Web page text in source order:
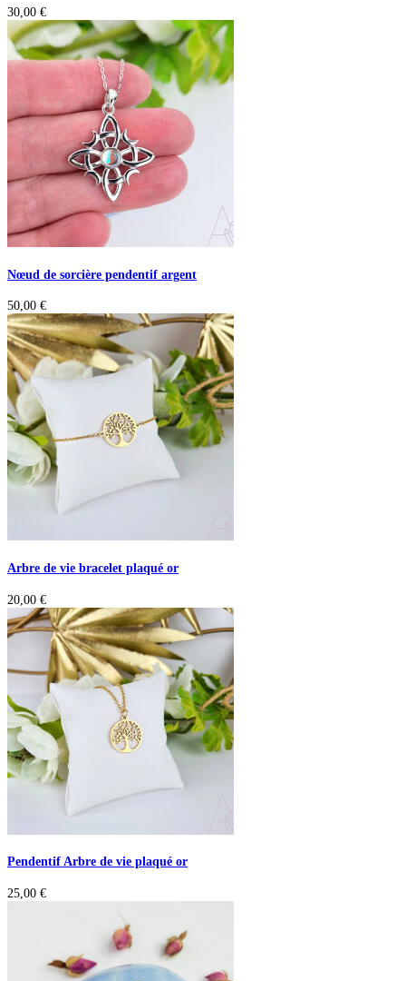
30,00 €
Nœud de sorcière pendentif argent
50,00 €
Arbre de vie bracelet plaqué or
20,00 €
Pendentif Arbre de vie plaqué or
25,00 €